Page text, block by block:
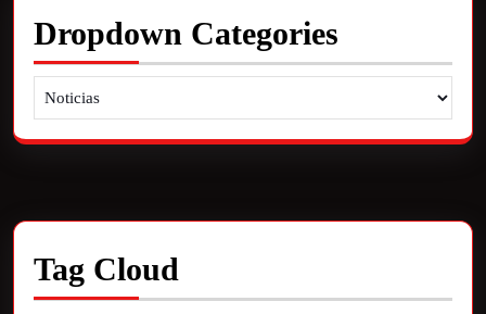
Dropdown Categories
Tag Cloud